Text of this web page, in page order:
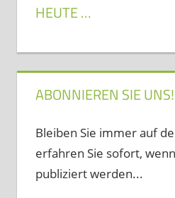
HEUTE …
ABONNIEREN SIE UNS!
Bleiben Sie immer auf
erfahren Sie sofort,
publiziert werden...